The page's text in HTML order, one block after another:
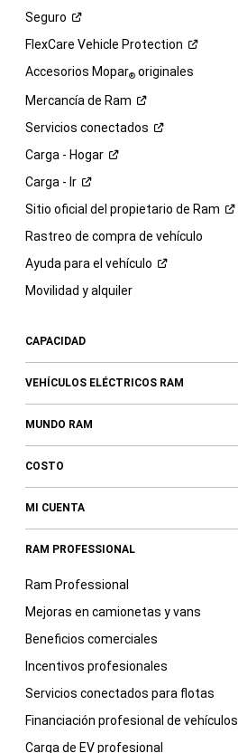
Seguro
FlexCare Vehicle Protection
Accesorios Mopar®originales
Mercancía de Ram
Servicios conectados
Carga - Hogar
Carga - Ir
Sitio oficial del propietario de Ram
Rastreo de compra de vehículo
Ayuda para el vehículo
Movilidad y alquiler
CAPACIDAD
VEHÍCULOS ELÉCTRICOS RAM
MUNDO RAM
COSTO
MI CUENTA
RAM PROFESSIONAL
Ram Professional
Mejoras en camionetas y vans
Beneficios comerciales
Incentivos profesionales
Servicios conectados para flotas
Financiación profesional de vehículos
Carga de EV profesional